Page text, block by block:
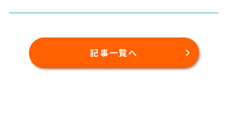
記事一覧へ